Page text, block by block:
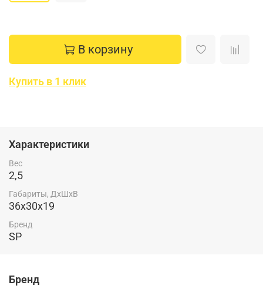
В корзину
Купить в 1 клик
Характеристики
Вес
2,5
Габариты, ДхШхВ
36x30x19
Бренд
SP
Бренд